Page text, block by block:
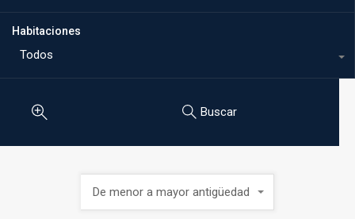
Habitaciones
Todos
Buscar
De menor a mayor antigüedad